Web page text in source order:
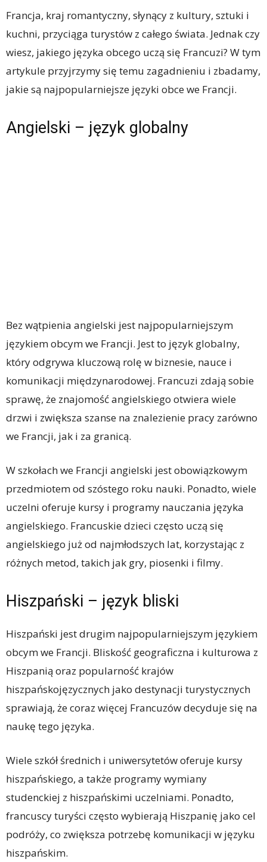
Francja, kraj romantyczny, słynący z kultury, sztuki i
kuchni, przyciąga turystów z całego świata. Jednak czy
wiesz, jakiego języka obcego uczą się Francuzi? W tym
artykule przyjrzymy się temu zagadnieniu i zbadamy,
jakie są najpopularniejsze języki obce we Francji.
Angielski – język globalny
Bez wątpienia angielski jest najpopularniejszym
językiem obcym we Francji. Jest to język globalny,
który odgrywa kluczową rolę w biznesie, nauce i
komunikacji międzynarodowej. Francuzi zdają sobie
sprawę, że znajomość angielskiego otwiera wiele
drzwi i zwiększa szanse na znalezienie pracy zarówno
we Francji, jak i za granicą.
W szkołach we Francji angielski jest obowiązkowym
przedmiotem od szóstego roku nauki. Ponadto, wiele
uczelni oferuje kursy i programy nauczania języka
angielskiego. Francuskie dzieci często uczą się
angielskiego już od najmłodszych lat, korzystając z
różnych metod, takich jak gry, piosenki i filmy.
Hiszpański – język bliski
Hiszpański jest drugim najpopularniejszym językiem
obcym we Francji. Bliskość geograficzna i kulturowa z
Hiszpanią oraz popularność krajów
hiszpańskojęzycznych jako destynacji turystycznych
sprawiają, że coraz więcej Francuzów decyduje się na
naukę tego języka.
Wiele szkół średnich i uniwersytetów oferuje kursy
hiszpańskiego, a także programy wymiany
studenckiej z hiszpańskimi uczelniami. Ponadto,
francuscy turyści często wybierają Hiszpanię jako cel
podróży, co zwiększa potrzebę komunikacji w języku
hiszpańskim.